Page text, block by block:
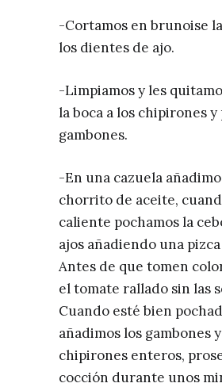
-Cortamos en brunoise
los dientes de ajo.
-Limpiamos y les
la boca a los chipirones y
gambones.
-En una cazuela
chorrito de aceite,
caliente pochamos la
ajos añadiendo una pizca
Antes de que tomen
el tomate rallado sin las
Cuando esté bien
añadimos los gambones
chipirones enteros,
cocción durante unos